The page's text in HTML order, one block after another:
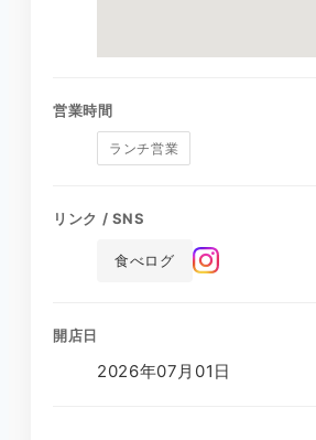
営業時間
ランチ営業
リンク / SNS
食べログ
開店日
2026年07月01日